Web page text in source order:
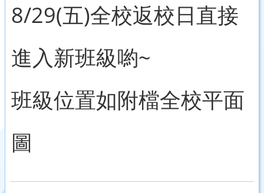
8/29(五)全校返校日直接
進入新班級喲~
班級位置如附檔全校平面
圖